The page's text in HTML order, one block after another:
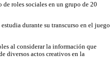
roles sociales en un grupo de 20
durante su transcurso en el juego
al considerar la información que
diversos actos creativos en la